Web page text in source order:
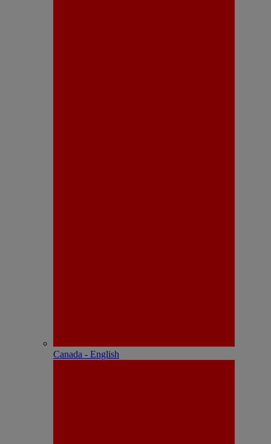
Canada - English